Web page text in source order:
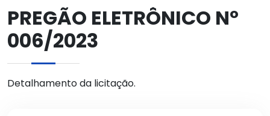
PREGÃO ELETRÔNICO Nº
006/2023
Detalhamento da licitação.